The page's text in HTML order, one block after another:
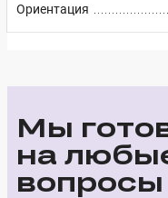
Ориентация
Мы
на
вопросы